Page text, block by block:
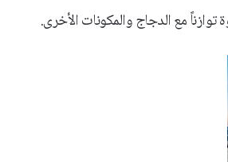
مع الدجاج والمكونات الأخرى.